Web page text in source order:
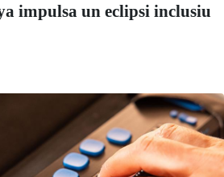
impulsa un eclipsi inclusiu